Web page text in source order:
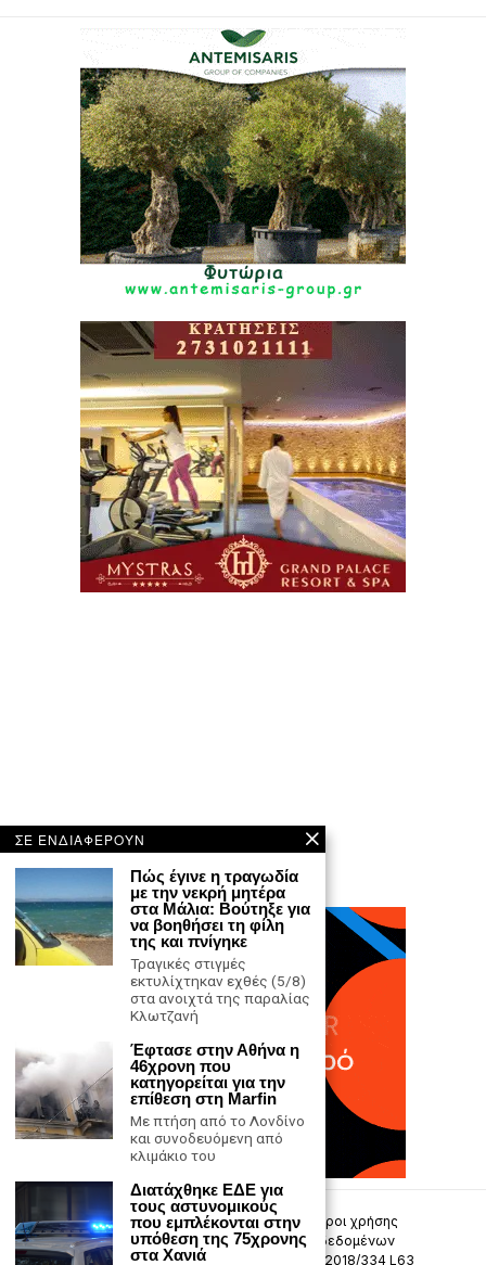
Επικοινωνία Πολιτική Απορρήτου
Όροι χρήσης
Πολιτική προστασίας προσωπικών δεδομένων
Δήλωση συμμόρφωσης -σύσταση (ΕΕ) 2018/334 L63
ΣΕ ΕΝΔΙΑΦΕΡΟΥΝ
Πώς έγινε η τραγωδία
με την νεκρή μητέρα
στα Μάλια: Βούτηξε για
να βοηθήσει τη φίλη
της και πνίγηκε
Τραγικές στιγμές
εκτυλίχτηκαν εχθές (5/8)
στα ανοιχτά της παραλίας
Κλωτζανή
Έφτασε στην Αθήνα η
46χρονη που
κατηγορείται για την
επίθεση στη Marfin
Με πτήση από το Λονδίνο
και συνοδευόμενη από
κλιμάκιο του
Διατάχθηκε ΕΔΕ για
τους αστυνομικούς
που εμπλέκονται στην
υπόθεση της 75χρονης
στα Χανιά